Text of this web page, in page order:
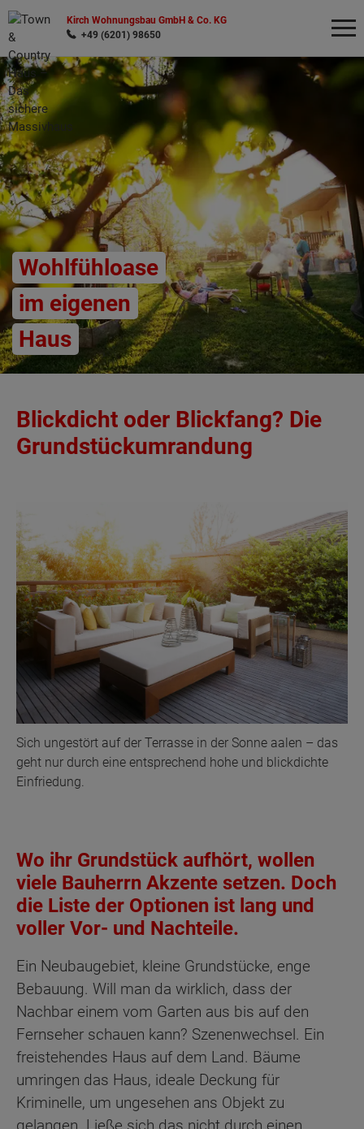
Kirch Wohnungsbau GmbH & Co. KG
+49 (6201) 98650
Wohlfühloase
im eigenen
Haus
Blickdicht oder Blickfang? Die
Grundstückumrandung
Sich ungestört auf der Terrasse in der Sonne aalen – das
geht nur durch eine entsprechend hohe und blickdichte
Einfriedung.
Wo ihr Grundstück aufhört, wollen
viele Bauherrn Akzente setzen. Doch
die Liste der Optionen ist lang und
voller Vor- und Nachteile.
Ein Neubaugebiet, kleine Grundstücke, enge
Bebauung. Will man da wirklich, dass der
Nachbar einem vom Garten aus bis auf den
Fernseher schauen kann? Szenenwechsel. Ein
freistehendes Haus auf dem Land. Bäume
umringen das Haus, ideale Deckung für
Kriminelle, um ungesehen ans Objekt zu
gelangen. Ließe sich das nicht durch einen
Wonach möchten Sie suchen?